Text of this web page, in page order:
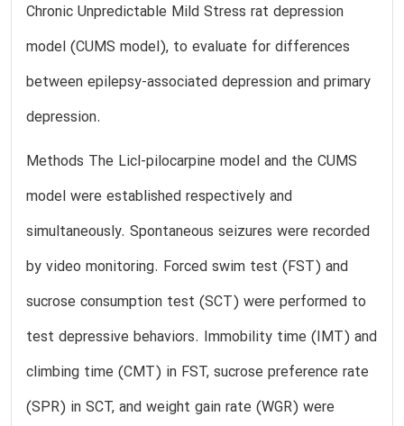
Chronic Unpredictable Mild Stress rat depression
model (CUMS model), to evaluate for differences
between epilepsy-associated depression and primary
depression.
Methods The Licl-pilocarpine model and the CUMS
model were established respectively and
simultaneously. Spontaneous seizures were recorded
by video monitoring. Forced swim test (FST) and
sucrose consumption test (SCT) were performed to
test depressive behaviors. Immobility time (IMT) and
climbing time (CMT) in FST, sucrose preference rate
(SPR) in SCT, and weight gain rate (WGR) were